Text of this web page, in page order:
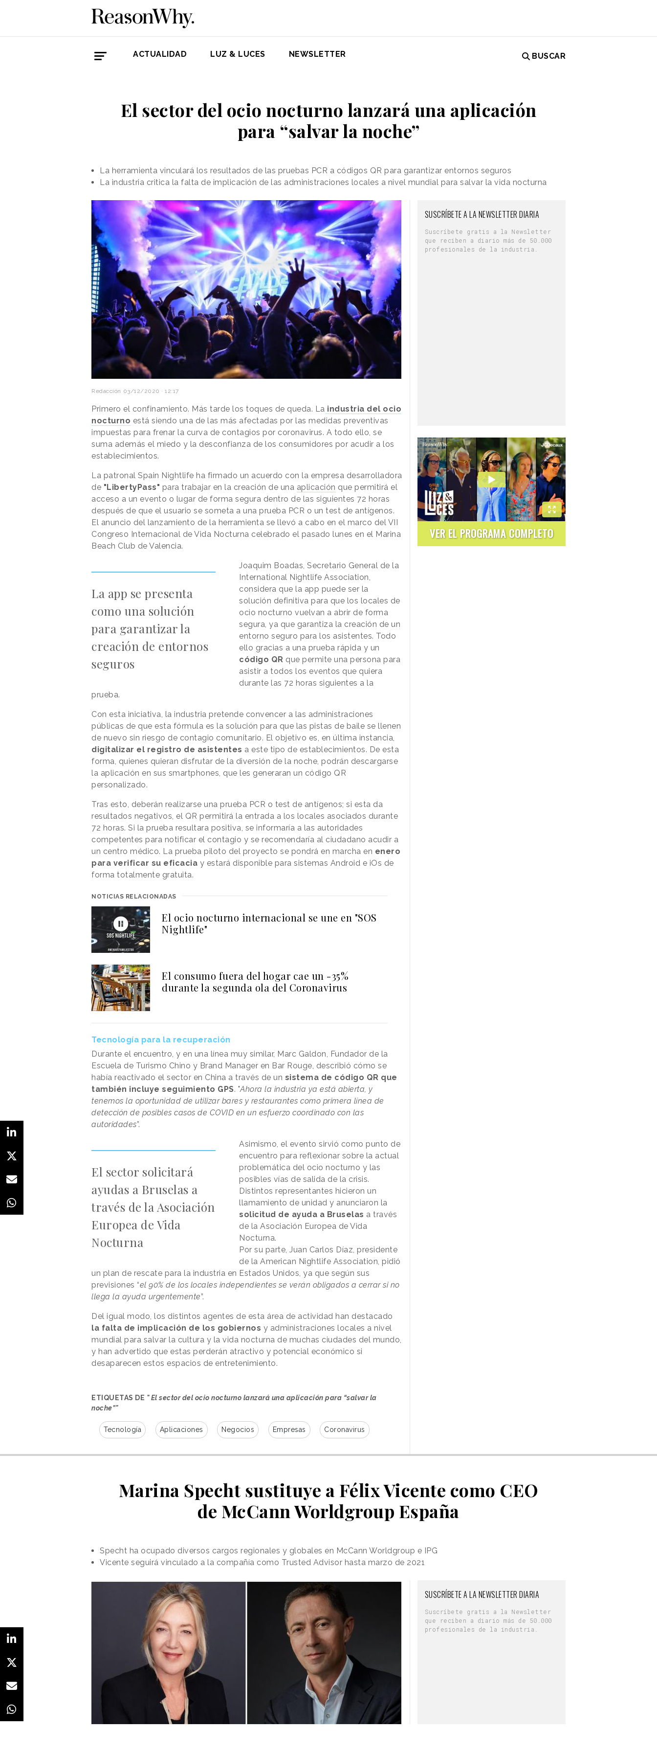
ACTUALIDAD LUZ & LUCES NEWSLETTER BUSCAR
El sector del ocio nocturno lanzará una aplicación
para “salvar la noche”
La herramienta vinculará los resultados de las pruebas PCR a códigos QR para garantizar entornos seguros
La industria critica la falta de implicación de las administraciones locales a nivel mundial para salvar la vida nocturna
Redacción 03/12/2020 · 12:17
Primero el confinamiento. Más tarde los toques de queda. La industria del ocio
nocturno está siendo una de las más afectadas por las medidas preventivas
impuestas para frenar la curva de contagios por coronavirus. A todo ello, se
suma además el miedo y la desconfianza de los consumidores por acudir a los
establecimientos.
La patronal Spain Nightlife ha firmado un acuerdo con la empresa desarrolladora
de "LibertyPass" para trabajar en la creación de una aplicación que permitirá el
acceso a un evento o lugar de forma segura dentro de las siguientes 72 horas
después de que el usuario se someta a una prueba PCR o un test de antígenos.
El anuncio del lanzamiento de la herramienta se llevó a cabo en el marco del VII
Congreso Internacional de Vida Nocturna celebrado el pasado lunes en el Marina
Beach Club de Valencia.
La app se presenta
como una solución
para garantizar la
creación de entornos
seguros
Joaquim Boadas, Secretario General de la
International Nightlife Association,
considera que la app puede ser la
solución definitiva para que los locales de
ocio nocturno vuelvan a abrir de forma
segura, ya que garantiza la creación de un
entorno seguro para los asistentes. Todo
ello gracias a una prueba rápida y un
código QR que permite una persona para
asistir a todos los eventos que quiera
durante las 72 horas siguientes a la
prueba.
Con esta iniciativa, la industria pretende convencer a las administraciones
públicas de que esta fórmula es la solución para que las pistas de baile se llenen
de nuevo sin riesgo de contagio comunitario. El objetivo es, en última instancia,
digitalizar el registro de asistentes a este tipo de establecimientos. De esta
forma, quienes quieran disfrutar de la diversión de la noche, podrán descargarse
la aplicación en sus smartphones, que les generaran un código QR
personalizado.
Tras esto, deberán realizarse una prueba PCR o test de antígenos; si esta da
resultados negativos, el QR permitirá la entrada a los locales asociados durante
72 horas. Si la prueba resultara positiva, se informaría a las autoridades
competentes para notificar el contagio y se recomendaría al ciudadano acudir a
un centro médico. La prueba piloto del proyecto se pondrá en marcha en enero
para verificar su eficacia y estará disponible para sistemas Android e iOs de
forma totalmente gratuita.
NOTICIAS RELACIONADAS
El ocio nocturno internacional se une en "SOS
Nightlife"
El consumo fuera del hogar cae un -35%
durante la segunda ola del Coronavirus
Tecnología para la recuperación
Durante el encuentro, y en una línea muy similar, Marc Galdon, Fundador de la
Escuela de Turismo Chino y Brand Manager en Bar Rouge, describió cómo se
había reactivado el sector en China a través de un sistema de código QR que
también incluye seguimiento GPS. "Ahora la industria ya está abierta, y
tenemos la oportunidad de utilizar bares y restaurantes como primera línea de
detección de posibles casos de COVID en un esfuerzo coordinado con las
autoridades”.
El sector solicitará
ayudas a Bruselas a
través de la Asociación
Europea de Vida
Nocturna
Asimismo, el evento sirvió como punto de
encuentro para reflexionar sobre la actual
problemática del ocio nocturno y las
posibles vías de salida de la crisis.
Distintos representantes hicieron un
llamamiento de unidad y anunciaron la
solicitud de ayuda a Bruselas a través
de la Asociación Europea de Vida
Nocturna.
Por su parte, Juan Carlos Díaz, presidente
de la American Nightlife Association, pidió
un plan de rescate para la industria en Estados Unidos, ya que según sus
previsiones “el 90% de los locales independientes se verán obligados a cerrar si no
llega la ayuda urgentemente”.
Del igual modo, los distintos agentes de esta área de actividad han destacado
la falta de implicación de los gobiernos y administraciones locales a nivel
mundial para salvar la cultura y la vida nocturna de muchas ciudades del mundo,
y han advertido que estas perderán atractivo y potencial económico si
desaparecen estos espacios de entretenimiento.
ETIQUETAS DE " El sector del ocio nocturno lanzará una aplicación para “salvar la
noche”"
Tecnología Aplicaciones Negocios Empresas Coronavirus
SUSCRÍBETE A LA NEWSLETTER DIARIA
Suscríbete gratis a la Newsletter
que reciben a diario más de 50.000
profesionales de la industria.
VER EL PROGRAMA COMPLETO
Marina Specht sustituye a Félix Vicente como CEO
de McCann Worldgroup España
Specht ha ocupado diversos cargos regionales y globales en McCann Worldgroup e IPG
Vicente seguirá vinculado a la compañía como Trusted Advisor hasta marzo de 2021
SUSCRÍBETE A LA NEWSLETTER DIARIA
Suscríbete gratis a la Newsletter
que reciben a diario más de 50.000
profesionales de la industria.